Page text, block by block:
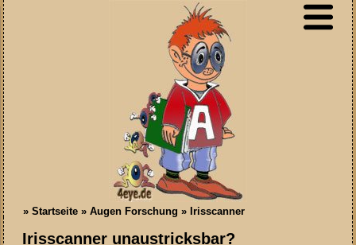
»Startseite »Augen Forschung » Irisscanner
Irisscanner unaustricksbar?